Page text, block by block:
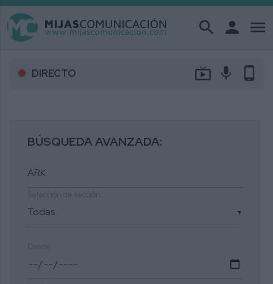
search person menu
DIRECTO live_tv mic phone_android
BÚSQUEDA AVANZADA:
▼